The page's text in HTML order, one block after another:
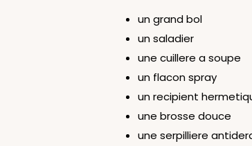
un grand bol
un saladier
une cuillere a soupe
un flacon spray
un recipient
une brosse douce
une serpilliere